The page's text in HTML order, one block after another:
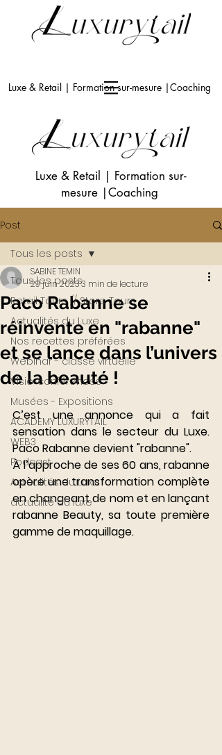
Luxe & Retail | Formation sur-mesure |Coaching
Luxe & Retail | Formation sur-
mesure |Coaching
Post
Tous les posts
Retail Tours // Store Tours
Actualités du Luxe
Nos recettes préférées
Webinar - classe virtuelle
Visio-conférences
Musées - Expositions
ACADEMY LUXURYTAIL
WEB3
Podcast
Actualités du Luxe
actualité du luxe
Tous les posts
Paco Rabanne se
réinvente en "rabanne"
et se lance dans l’univers
de la beauté !
SABINE TEMIN
29 juin 20233 min de lecture
C’est une annonce qui a fait
sensation dans le secteur du Luxe.
Paco Rabanne devient "rabanne".
À l’approche de ses 60 ans, rabanne
opère une transformation complète
en changeant de nom et en lançant
rabanne Beauty, sa toute première
gamme de maquillage.